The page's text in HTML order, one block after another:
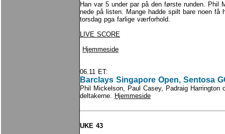
Han var 5 under par på den første runden. Phil
nede på listen. Mange hadde spilt bare noen få
torsdag pga farlige værforhold.
LIVE SCORE
Hjemmeside
06.11 ET:
Barclays Singapore Open, Sentosa
Phil Mickelson, Paul Casey, Padraig Harrington
deltakerne. Hjemmeside
UKE 43